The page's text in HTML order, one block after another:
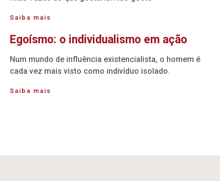
Saiba mais
Egoísmo: o individualismo em ação
Num mundo de influência existencialista, o homem é
cada vez mais visto como indivíduo isolado.
Saiba mais